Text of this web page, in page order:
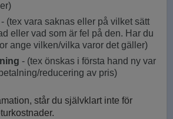
- (tex vara saknas eller på vilket sätt
eller vad som är fel på den. Har du
ange vilken/vilka varor det gäller)
- (tex önskas i första hand ny var
reducering av pris)
står du självklart inte för